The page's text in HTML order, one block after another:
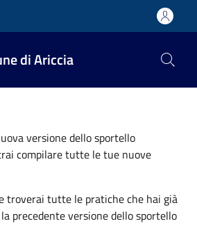
di Ariccia
versione dello sportello
compilare tutte le tue nuove
troverai tutte le pratiche che hai già
precedente versione dello sportello